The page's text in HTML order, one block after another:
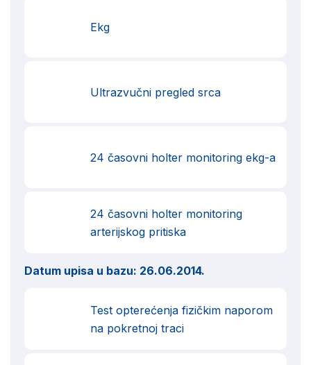
Ekg
Ultrazvučni pregled srca
24 časovni holter monitoring ekg-a
24 časovni holter monitoring
arterijskog pritiska
Datum upisa u bazu: 26.06.2014.
Test opterećenja fizičkim naporom
na pokretnoj traci